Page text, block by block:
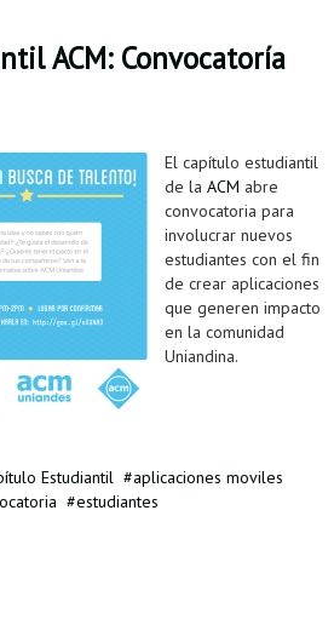
ACM: Convocatoría
El capítulo estudiantil
de la ACM abre
convocatoria para
involucrar nuevos
estudiantes con el fin
de crear aplicaciones
que generen impacto
en la comunidad
Uniandina.
Estudiantil
aplicaciones moviles
estudiantes